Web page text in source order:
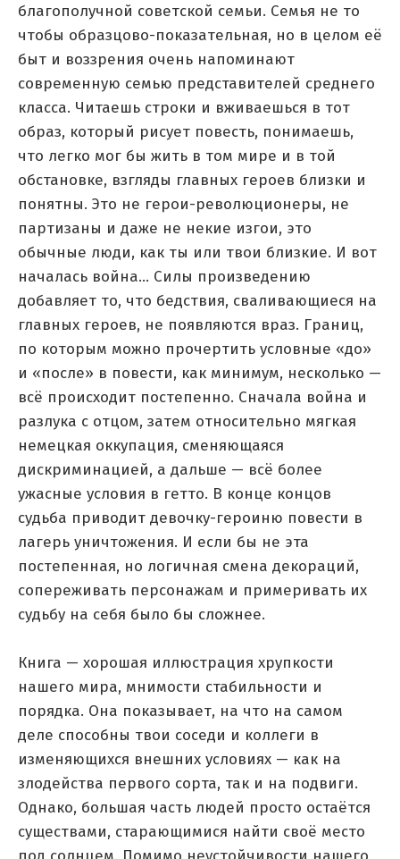
благополучной советской семьи. Семья не то
чтобы образцово-показательная, но в целом её
быт и воззрения очень напоминают
современную семью представителей среднего
класса. Читаешь строки и вживаешься в тот
образ, который рисует повесть, понимаешь,
что легко мог бы жить в том мире и в той
обстановке, взгляды главных героев близки и
понятны. Это не герои-революционеры, не
партизаны и даже не некие изгои, это
обычные люди, как ты или твои близкие. И вот
началась война… Силы произведению
добавляет то, что бедствия, сваливающиеся на
главных героев, не появляются враз. Границ,
по которым можно прочертить условные «до»
и «после» в повести, как минимум, несколько —
всё происходит постепенно. Сначала война и
разлука с отцом, затем относительно мягкая
немецкая оккупация, сменяющаяся
дискриминацией, а дальше — всё более
ужасные условия в гетто. В конце концов
судьба приводит девочку-героиню повести в
лагерь уничтожения. И если бы не эта
постепенная, но логичная смена декораций,
сопереживать персонажам и примеривать их
судьбу на себя было бы сложнее.
Книга — хорошая иллюстрация хрупкости
нашего мира, мнимости стабильности и
порядка. Она показывает, на что на самом
деле способны твои соседи и коллеги в
изменяющихся внешних условиях — как на
злодейства первого сорта, так и на подвиги.
Однако, большая часть людей просто остаётся
существами, старающимися найти своё место